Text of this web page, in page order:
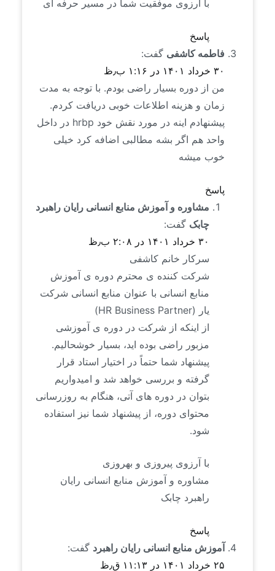
با آرزوی موفقیت شما در مسیر حرفه ای
پاسخ
فاطمه کاشفی گفت:
۳۰ خرداد ۱۴۰۱ در ۱:۱۶ ب٫ظ
من از دوره بسیار راضی بودم. با توجه به مدت
زمان و هزینه اطلاعات خوبی دریافت کردم.
پیشنهادم اینه در مورد نقش خود hrbp در داخل
واحد هم اگر بشه مطالبی اضافه کرد خیلی
خوب میشه
پاسخ
مشاوره و آموزش منابع انسانی رایان راهبرد
چابک گفت:
۳۰ خرداد ۱۴۰۱ در ۲:۰۸ ب٫ظ
سرکار خانم کاشفی
شرکت کننده ی محترم دوره ی آموزش
منابع انسانی با عنوان منابع انسانی شرکت
یار (HR Business Partner)
از اینکه از شرکت در دوره ی آموزشی
مزبور راضی بوده اید، بسیار خوشحالیم.
پیشنهاد شما حتماً در اختیار استاد قرار
گرفته و بررسی خواهد شد و امیدواریم
بتوان در دوره های آتی، هنگام به روزرسانی
محتوای دوره، از پیشنهاد شما نیز استفاده
شود.
با آرزوی پیروزی و بهروزی
مشاوره و آموزش منابع انسانی رایان
راهبرد چابک
پاسخ
آموزش منابع انسانی رایان راهبرد گفت:
۲۵ خرداد ۱۴۰۱ در ۱۱:۱۳ ق٫ظ